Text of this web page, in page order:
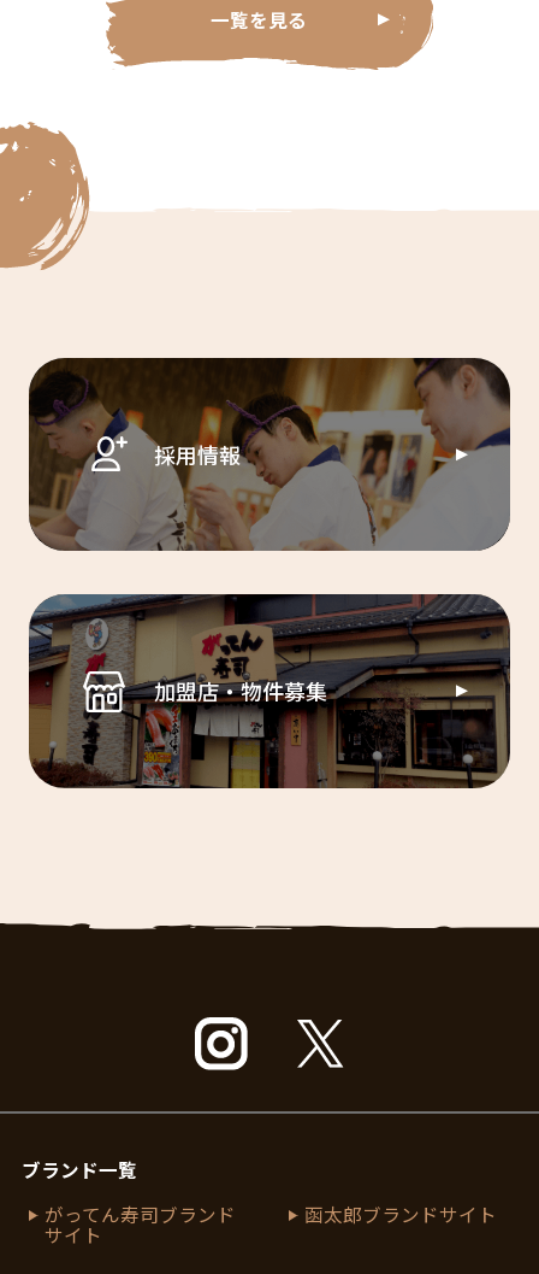
一覧を見る
採用情報
加盟店・物件募集
ブランド一覧
がってん寿司ブランド
サイト
函太郎ブランドサイト